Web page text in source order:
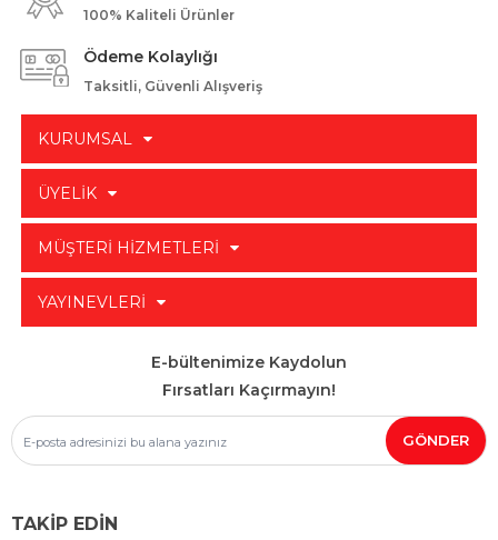
100% Kaliteli Ürünler
Ödeme Kolaylığı
Taksitli, Güvenli Alışveriş
KURUMSAL
ÜYELİK
MÜŞTERİ HİZMETLERİ
YAYINEVLERİ
E-bültenimize Kaydolun
Fırsatları Kaçırmayın!
TAKİP EDİN